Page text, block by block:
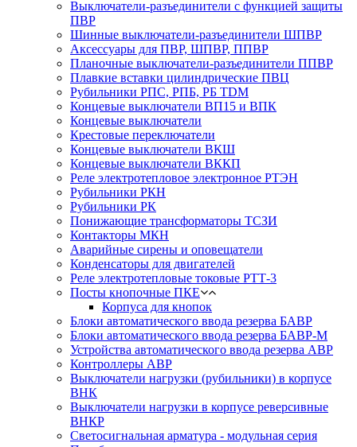
Выключатели-разъединители с функцией защиты
ПВР
Шинные выключатели-разъединители ШПВР
Аксессуары для ПВР, ШПВР, ППВР
Планочные выключатели-разъединители ППВР
Плавкие вставки цилиндрические ПВЦ
Рубильники РПС, РПБ, РБ TDM
Концевые выключатели ВП15 и ВПК
Концевые выключатели
Крестовые переключатели
Концевые выключатели ВКШ
Концевые выключатели ВККП
Реле электротепловое электронное РТЭН
Рубильники РКН
Рубильники РК
Понижающие трансформаторы ТСЗИ
Контакторы МКН
Аварийные сирены и оповещатели
Конденсаторы для двигателей
Реле электротепловые токовые РТТ-3
Посты кнопочные ПКЕ
Корпуса для кнопок
Блоки автоматического ввода резерва БАВР
Блоки автоматического ввода резерва БАВР-М
Устройства автоматического ввода резерва АВР
Контроллеры АВР
Выключатели нагрузки (рубильники) в корпусе
ВНК
Выключатели нагрузки в корпусе реверсивные
ВНКР
Светосигнальная арматура - модульная серия